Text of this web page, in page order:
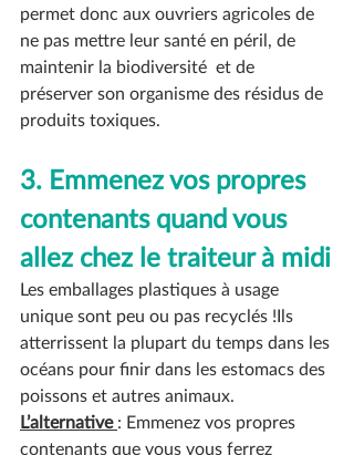
permet donc aux ouvriers agricoles de
ne pas mettre leur santé en péril, de
maintenir la biodiversité
  et de
préserver son organisme des résidus de
produits toxiques.
3. Emmenez vos propres
contenants quand vous
allez chez le traiteur à midi
Les emballages plastiques à usage
unique sont peu ou pas recyclés !Ils
atterrissent la plupart du temps dans les
océans pour finir dans les estomacs des
poissons et autres animaux.
L’alternative : Emmenez vos propres
contenants que vous vous ferrez